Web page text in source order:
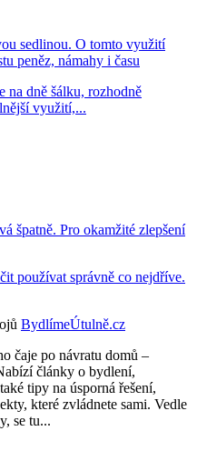
sedlinou. O tomto využití
peněz, námahy i času
na dně šálku, rozhodně
využití,...
špatně. Pro okamžité zlepšení
používat správně co nejdříve.
BydlímeÚtulně.cz
čaje po návratu domů –
články o bydlení,
tipy na úsporná řešení,
které zvládnete sami. Vedle
se tu...